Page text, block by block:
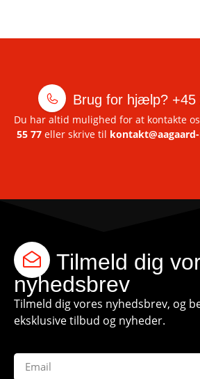
Brug for hjælp? +45
Du har altid mulighed for at kontakte
55 77 eller skrive til
Tilmeld dig
nyhedsbrev
Tilmeld dig vores nyhedsbrev, og
eksklusive tilbud og nyheder.